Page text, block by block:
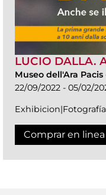
LUCIO DALLA.
Museo dell'Ara Pacis
22/09/2022 - 05/02/
Comprar en linea